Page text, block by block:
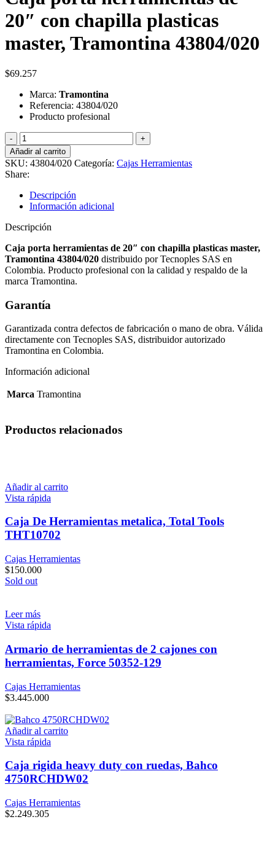
20″ con chapilla plasticas
master, Tramontina 43804/020
$69.257
Marca: Tramontina
Referencia: 43804/020
Producto profesional
Caja
porta
herramientas
de
20"
con
chapilla
plasticas
master,
43804/020
cantidad
Añadir al carrito
SKU: 43804/020 Categoría: Cajas Herramientas
Share:
Descripción
Información adicional
Descripción
Caja porta herramientas de 20″ con chapilla plasticas master,
Tramontina 43804/020 distribuido por Tecnoples SAS en
Colombia. Producto profesional con la calidad y respaldo de la
marca Tramontina.
Garantía
Garantizada contra defectos de fabricación o mano de obra. Válida
directamente con Tecnoples SAS, distribuidor autorizado
Tramontina en Colombia.
Información adicional
Marca Tramontina
Productos relacionados
Añadir al carrito
Vista rápida
Caja De Herramientas metalica, Total Tools
THT10702
Cajas Herramientas
$150.000
Sold out
Leer más
Vista rápida
Armario de herramientas de 2 cajones con
herramientas, Force 50352-129
Cajas Herramientas
$3.445.000
Añadir al carrito
Vista rápida
Caja rigida heavy duty con ruedas, Bahco
4750RCHDW02
Cajas Herramientas
$2.249.305